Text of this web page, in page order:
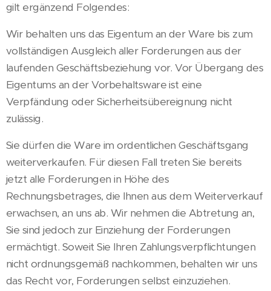
gilt ergänzend Folgendes:
Wir behalten uns das Eigentum an der Ware bis zum
vollständigen Ausgleich aller Forderungen aus der
laufenden Geschäftsbeziehung vor. Vor Übergang des
Eigentums an der Vorbehaltsware ist eine
Verpfändung oder Sicherheitsübereignung nicht
zulässig.
Sie dürfen die Ware im ordentlichen Geschäftsgang
weiterverkaufen. Für diesen Fall treten Sie bereits
jetzt alle Forderungen in Höhe des
Rechnungsbetrages, die Ihnen aus dem Weiterverkauf
erwachsen, an uns ab. Wir nehmen die Abtretung an,
Sie sind jedoch zur Einziehung der Forderungen
ermächtigt. Soweit Sie Ihren Zahlungsverpflichtungen
nicht ordnungsgemäß nachkommen, behalten wir uns
das Recht vor, Forderungen selbst einzuziehen.